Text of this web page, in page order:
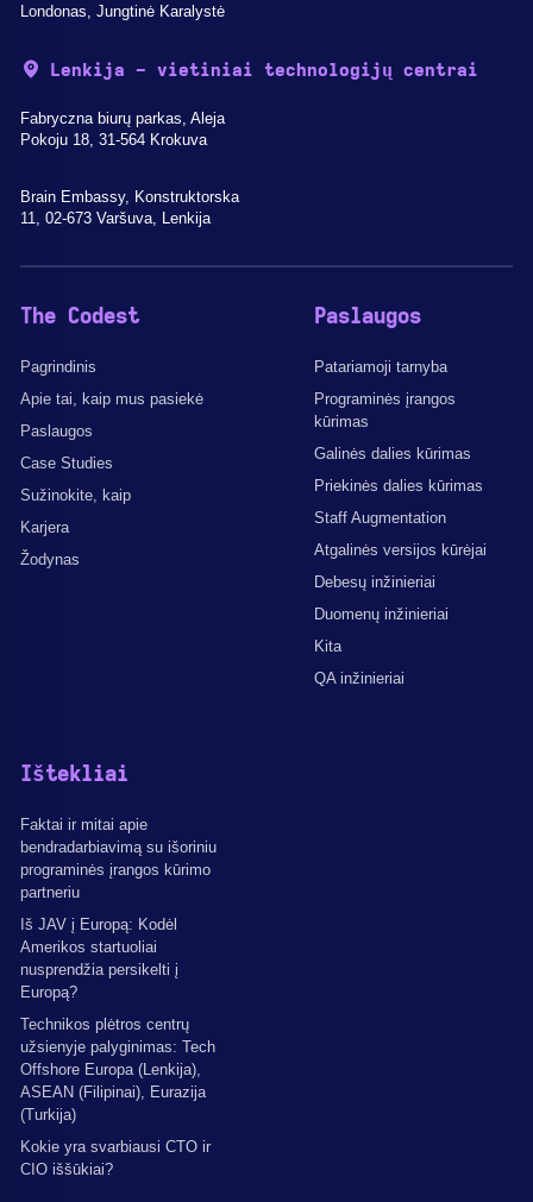
Londonas, Jungtinė Karalystė
Lenkija - vietiniai technologijų centrai
Fabryczna biurų parkas, Aleja
Pokoju 18, 31-564 Krokuva
Brain Embassy, Konstruktorska
11, 02-673 Varšuva, Lenkija
The Codest
Pagrindinis
Apie tai, kaip mus pasiekė
Paslaugos
Case Studies
Sužinokite, kaip
Karjera
Žodynas
Paslaugos
Patariamoji tarnyba
Programinės įrangos
kūrimas
Galinės dalies kūrimas
Priekinės dalies kūrimas
Staff Augmentation
Atgalinės versijos kūrėjai
Debesų inžinieriai
Duomenų inžinieriai
Kita
QA inžinieriai
Ištekliai
Faktai ir mitai apie
bendradarbiavimą su išoriniu
programinės įrangos kūrimo
partneriu
Iš JAV į Europą: Kodėl
Amerikos startuoliai
nusprendžia persikelti į
Europą?
Technikos plėtros centrų
užsienyje palyginimas: Tech
Offshore Europa (Lenkija),
ASEAN (Filipinai), Eurazija
(Turkija)
Kokie yra svarbiausi CTO ir
CIO iššūkiai?